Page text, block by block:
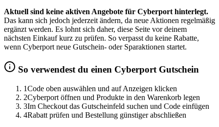
Aktuell sind keine aktiven Angebote für Cyberport hinterlegt.
Das kann sich jedoch jederzeit ändern, da neue Aktionen regelmäßig
ergänzt werden. Es lohnt sich daher, diese Seite vor deinem
nächsten Einkauf kurz zu prüfen. So verpasst du keine Rabatte,
wenn Cyberport neue Gutschein- oder Sparaktionen startet.
So verwendest du einen Cyberport Gutschein
1Code oben auswählen und auf Anzeigen klicken
2Cyberport öffnen und Produkte in den Warenkorb legen
3Im Checkout das Gutscheinfeld suchen und Code einfügen
4Rabatt prüfen und Bestellung günstiger abschließen